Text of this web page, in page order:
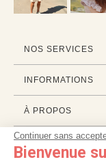
Continuer sans
Bienvenue
NOS SERVICES
INFORMATIONS
À PROPOS